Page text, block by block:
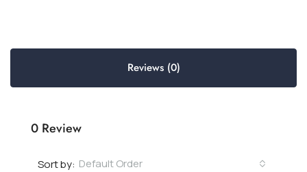
Reviews (0)
0 Review
Sort by: Default Order